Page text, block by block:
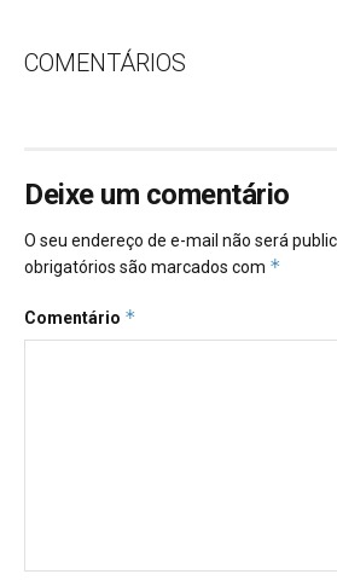
COMENTÁRIOS
Deixe um comentário
O seu endereço de e-mail não será
obrigatórios são marcados com *
Comentário *